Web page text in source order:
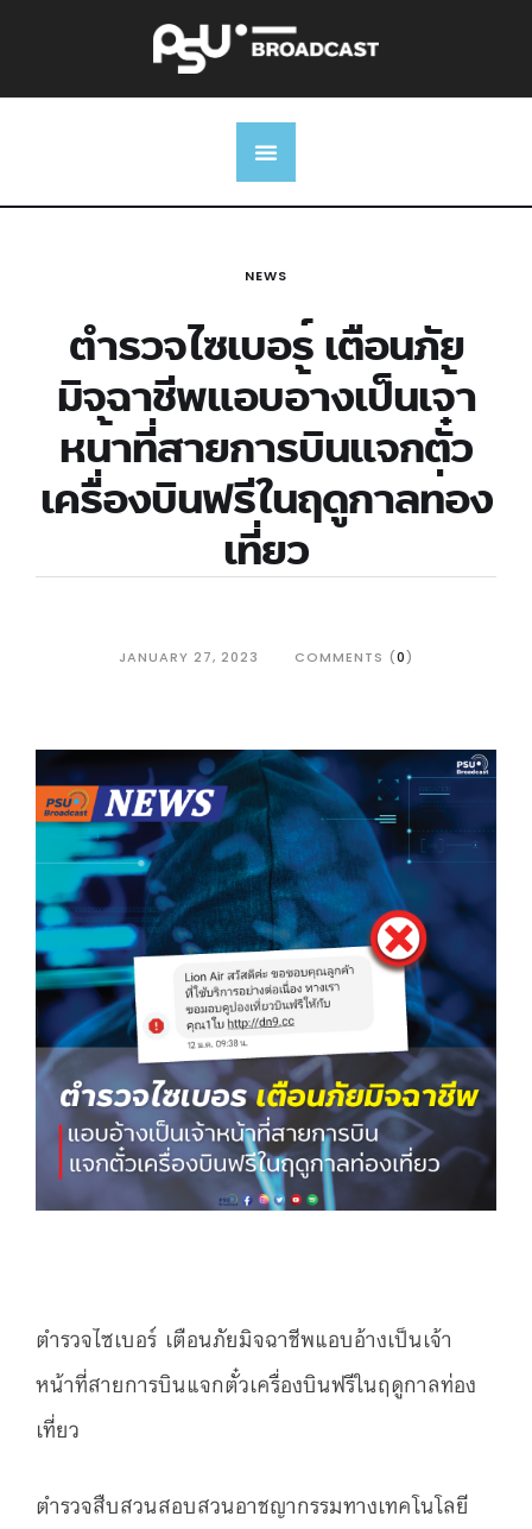
NEWS
ตำรวจไซเบอร์ เตือนภัย
มิจฉาชีพแอบอ้างเป็นเจ้า
หน้าที่สายการบินแจกตั๋ว
เครื่องบินฟรีในฤดูกาลท่อง
เที่ยว
JANUARY 27, 2023 COMMENTS (0)
ตำรวจไซเบอร์ เตือนภัยมิจฉาชีพแอบอ้างเป็นเจ้า
หน้าที่สายการบินแจกตั๋วเครื่องบินฟรีในฤดูกาลท่อง
เที่ยว
ตำรวจสืบสวนสอบสวนอาชญากรรมทางเทคโนโลยี